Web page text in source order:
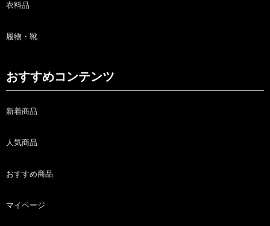
衣料品
履物・靴
おすすめコンテンツ
新着商品
人気商品
おすすめ商品
マイページ